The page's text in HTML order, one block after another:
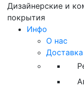
Дизайнерские и
покрытия
Инфо
О нас